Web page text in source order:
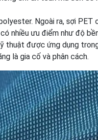
Ngoài ra, sợi PET
nhiều ưu điểm như độ
thuật được ứng dụng
là gia cố và phân cách.